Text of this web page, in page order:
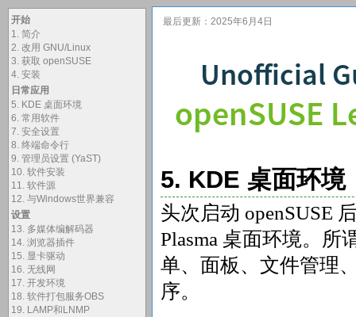
最后更新：2025年6月4日
开始
1. 简介
2. 改用 GNU/Linux
3. 获取 openSUSE
4. 安装
日常应用
5. KDE 桌面环境
6. 常用软件
7. 安全设置
8. 终端命令行
9. 管理员设置 (YaST)
10. 软件安装
11. 软件源
12. 与Windows世界兼容
设置
13. 多媒体编解码器
14. 浏览器插件
15. 显卡驱动
16. 无线网
17. 开发环境
18. 软件打包服务OBS
19. LAMP和LNMP
5. KDE 桌面环境
头次启动 openSUSE
Plasma 桌面环境。所
单、面板、文件管理
序。